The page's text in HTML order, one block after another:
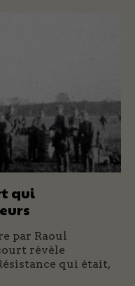
qui
par Raoul
révèle
qui était,